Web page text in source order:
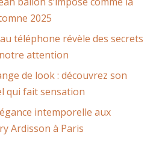
2025
téléphone révèle des secrets
attention
de look : découvrez son
qui fait sensation
intemporelle aux
Ardisson à Paris